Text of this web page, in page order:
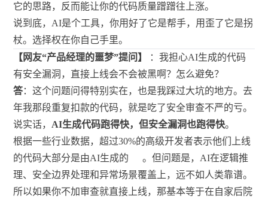
它的思路，反而能让你的代码质量蹭蹭往上涨。
说到底，AI是个工具，你用好了它是帮手，用歪了它是拐
杖。选择权在你自己手里。
【网友“产品经理的噩梦”提问】
：我担心AI生成的代码
有安全漏洞，直接上线会不会被黑啊？怎么避免？
答：这个问题问得特别实在，也是我踩过大坑的地方。去
年我那段重复扣款的代码，就是吃了安全审查不严的亏。
说实话， AI生成代码跑得快，但安全漏洞也跑得快。
根据一些行业数据，超过30%的高级开发者表示他们上线
的代码大部分是由AI生成的
。但问题是，AI在逻辑推
理、安全边界处理和异常场景覆盖上，远不如人类靠谱。
所以如果你不加审查就直接上线，那基本等于在自家后院